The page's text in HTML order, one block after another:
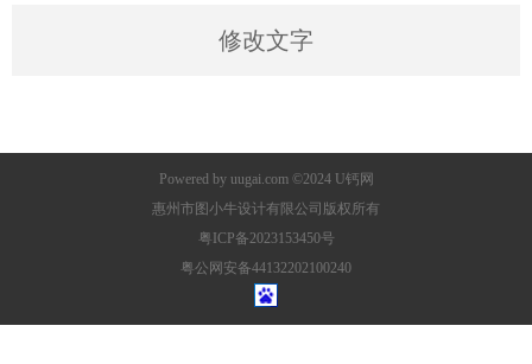
修改文字
Powered by uugai.com©2024 U钙网
惠州市图小牛设计有限公司版权所有
粤ICP备2023153450号
粤公网安备44132202100240